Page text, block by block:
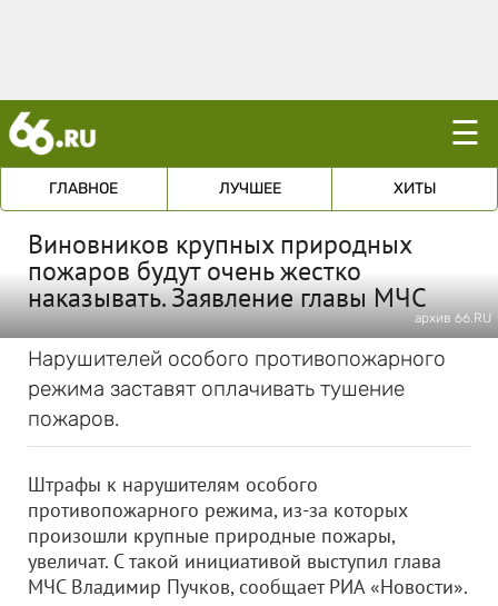
☰
ГЛАВНОЕ ЛУЧШЕЕ ХИТЫ
Виновников крупных природных
пожаров будут очень жестко
наказывать. Заявление главы МЧС
архив 66.RU
Нарушителей особого противопожарного
режима заставят оплачивать тушение
пожаров.
Штрафы к нарушителям особого
противопожарного режима, из-за которых
произошли крупные природные пожары,
увеличат. С такой инициативой выступил глава
МЧС Владимир Пучков, сообщает РИА «Новости».